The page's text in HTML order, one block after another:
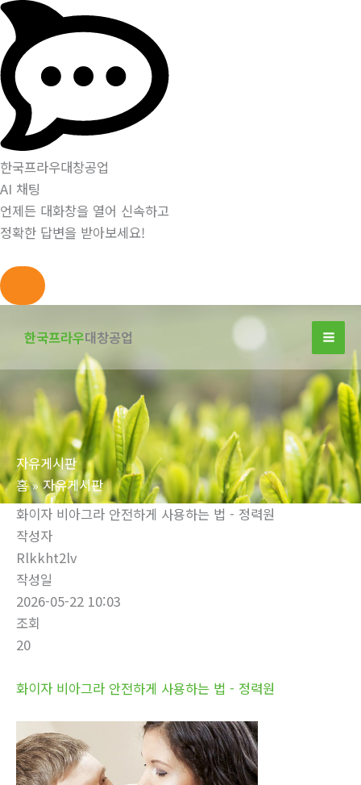
한국프라우대창공업
AI 채팅
언제든 대화창을 열어 신속하고
정확한 답변을 받아보세요!
너
뛰
기
한국프라우대창공업
자유게시판
홈
자유게시판
화이자 비아그라 안전하게 사용하는 법 - 정력원
작성자
Rlkkht2lv
작성일
2026-05-22 10:03
조회
20
화이자 비아그라 안전하게 사용하는 법 - 정력원